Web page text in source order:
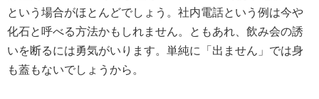
という場合がほとんどでしょう。社内電話という例は今や
化石と呼べる方法かもしれません。ともあれ、飲み会の誘
いを断るには勇気がいります。単純に「出ません」では身
も蓋もないでしょうから。